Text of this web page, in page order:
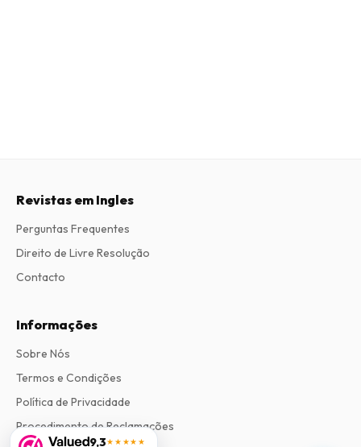
9,3★★★★★
Revistas em Ingles
Perguntas Frequentes
Direito de Livre Resolução
Contacto
Informações
Sobre Nós
Termos e Condições
Política de Privacidade
Procedimento de Reclamações